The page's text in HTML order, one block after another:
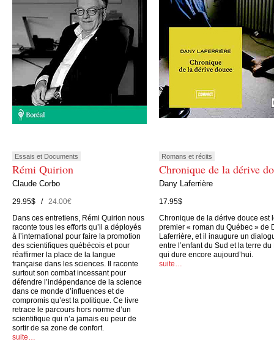
Essais et Documents
Rémi Quirion
Claude Corbo
29.95$ /24.00€
Dans ces entretiens, Rémi Quirion nous
raconte tous les efforts qu’il a déployés
à l’international pour faire la promotion
des scientifiques québécois et pour
réaffirmer la place de la langue
française dans les sciences. Il raconte
surtout son combat incessant pour
défendre l’indépendance de la science
dans ce monde d’influences et de
compromis qu’est la politique. Ce livre
retrace le parcours hors norme d’un
scientifique qui n’a jamais eu peur de
sortir de sa zone de confort.
suite…
Romans et récits
Chronique de la dérive
Dany Laferrière
17.95$
Chronique de la dérive douce est
premier « roman du Québec » de
Laferrière, et il inaugure un
entre l’enfant du Sud et la terre du
qui dure encore aujourd’hui.
suite…